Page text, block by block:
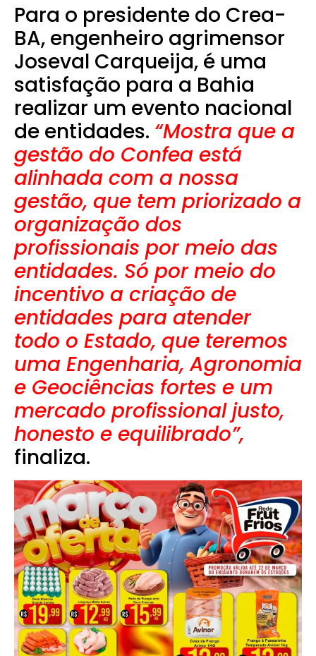
Para o presidente do Crea-
BA, engenheiro agrimensor
Joseval Carqueija, é uma
satisfação para a Bahia
realizar um evento nacional
de entidades. “Mostra que a
gestão do Confea está
alinhada com a nossa
gestão, que tem priorizado a
organização dos
profissionais por meio das
entidades. Só por meio do
incentivo a criação de
entidades para atender
todo o Estado, que teremos
uma Engenharia, Agronomia
e Geociências fortes e um
mercado profissional justo,
honesto e equilibrado”,
finaliza.